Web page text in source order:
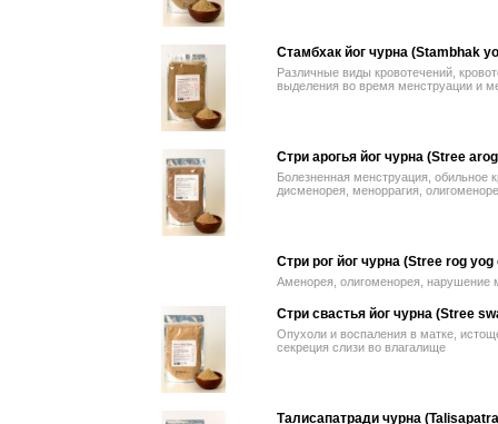
Стамбхак йог чурна (Stambhak
Различные виды кровотечений,
выделения во время менструации и
Стри арогья йог чурна (Stree
Болезненная менструация, обильное
дисменорея, меноррагия,
Стри рог йог чурна (Stree rog yog
Аменорея, олигоменорея, нарушение
Стри свастья йог чурна (Stree
Опухоли и воспаления в матке,
секреция слизи во влагалище
Талисапатради чурна